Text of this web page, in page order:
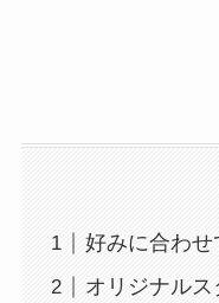
好みに合わせ
オリジナル